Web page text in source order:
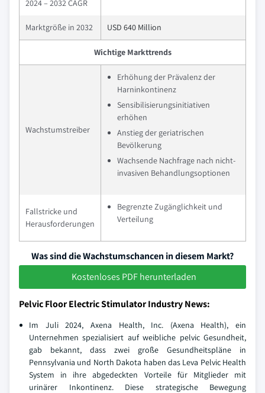
2024 – 2032 CAGR
Marktgröße in 2032 USD 640 Million
Wichtige Markttrends
Wachstumstreiber
Erhöhung der Prävalenz der
Harninkontinenz
Sensibilisierungsinitiativen
erhöhen
Anstieg der geriatrischen
Bevölkerung
Wachsende Nachfrage nach nicht-
invasiven Behandlungsoptionen
Fallstricke und
Herausforderungen
Begrenzte Zugänglichkeit und
Verteilung
Was sind die Wachstumschancen in diesem Markt?
Kostenloses PDF herunterladen
Pelvic Floor Electric Stimulator Industry News:
Im Juli 2024, Axena Health, Inc. (Axena Health), ein
Unternehmen spezialisiert auf weibliche pelvic Gesundheit,
gab bekannt, dass zwei große Gesundheitspläne in
Pennsylvania und North Dakota haben das Leva Pelvic Health
System in ihre abgedeckten Vorteile für Mitglieder mit
urinärer Inkontinenz. Diese strategische Bewegung